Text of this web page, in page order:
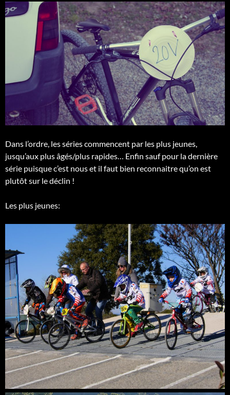
Dans l’ordre, les séries commencent par les plus jeunes,
jusqu’aux plus âgés/plus rapides… Enfin sauf pour la dernière
série puisque c’est nous et il faut bien reconnaitre qu’on est
plutôt sur le déclin !
Les plus jeunes: